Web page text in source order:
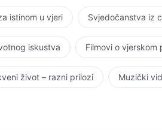
istinom u vjeri Svjedočanstva iz
iskustva Filmovi o vjerskom
život – razni prilozi Muzički